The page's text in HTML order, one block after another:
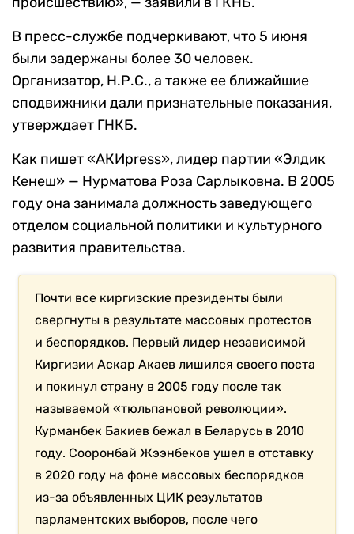
В пресс-службе подчеркивают, что 5 июня
были задержаны более 30 человек.
Организатор, Н.Р.С., а также ее ближайшие
сподвижники дали признательные показания,
утверждает ГНКБ.
Как пишет «АКИpress», лидер партии «Элдик
Кенеш» — Нурматова Роза Сарлыковна. В 2005
году она занимала должность заведующего
отделом социальной политики и культурного
развития правительства.
Почти все киргизские президенты были
свергнуты в результате массовых протестов
и беспорядков. Первый лидер независимой
Киргизии Аскар Акаев лишился своего поста
и покинул страну в 2005 году после так
называемой «тюльпановой революции».
Курманбек Бакиев бежал в Беларусь в 2010
году. Сооронбай Жээнбеков ушел в отставку
в 2020 году на фоне массовых беспорядков
из-за объявленных ЦИК результатов
парламентских выборов, после чего